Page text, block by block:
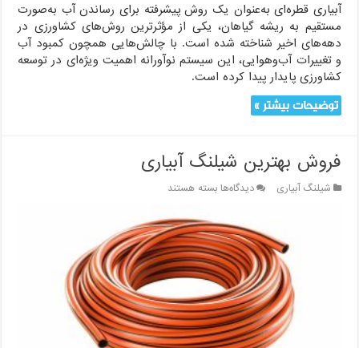
آبیاری قطره‌ای به‌عنوان یک روش پیشرفته برای رساندن آب به‌صورت
مستقیم به ریشه گیاهان، یکی از مؤثرترین روش‌های کشاورزی در
دهه‌های اخیر شناخته شده است. با چالش‌هایی همچون کمبود آب
و تغییرات آب‌وهوایی، این سیستم نوآورانه اهمیت ویژه‌ای در توسعه
کشاورزی پایدار پیدا کرده است.
توضیحات بیشتر »
فروش بهترین شیلنگ آبیاری
شیلنگ آبیاری دیدگاه‌هابرای
بهترین
شیلنگ
آبیاری
بسته هستند